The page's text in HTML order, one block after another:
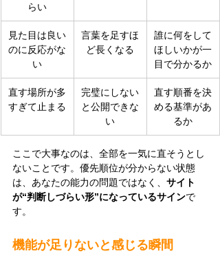
らい
見た目は良い
のに反応がな
い
言葉を足すほ
ど長くなる
誰に何をして
ほしいかが一
目で分かるか
直す場所が多
すぎて止まる
完璧にしない
と公開できな
い
直す順番を決
める基準があ
るか
ここで大事なのは、全部を一気に直そうとし
ないことです。優先順位が分からない状態
は、あなたの能力の問題ではなく、 サイト
が“判断しづらい形”になっているサインで
す。
機能が足りないと感じる瞬間